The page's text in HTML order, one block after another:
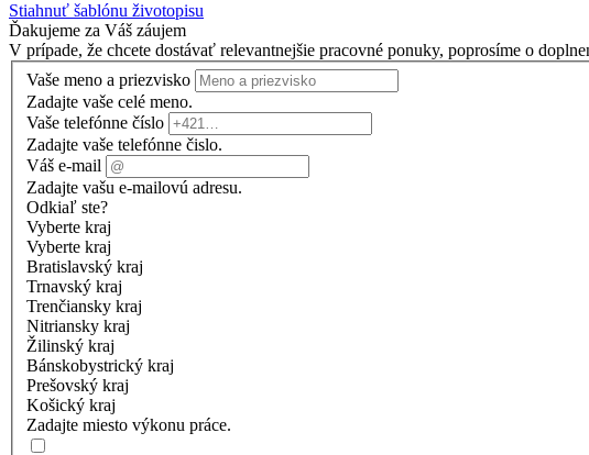
Stiahnuť šablónu životopisu
Ďakujeme za Váš záujem
V prípade, že chcete dostávať relevantnejšie pracovné ponuky, poprosíme o
Vaše meno a priezvisko
Zadajte vaše celé meno.
Vaše telefónne číslo
Zadajte vaše telefónne čislo.
Váš e-mail
Zadajte vašu e-mailovú adresu.
Odkiaľ ste?
Vyberte kraj
Vyberte kraj
Bratislavský kraj
Trnavský kraj
Trenčiansky kraj
Nitriansky kraj
Žilinský kraj
Bánskobystrický kraj
Prešovský kraj
Košický kraj
Zadajte miesto výkonu práce.